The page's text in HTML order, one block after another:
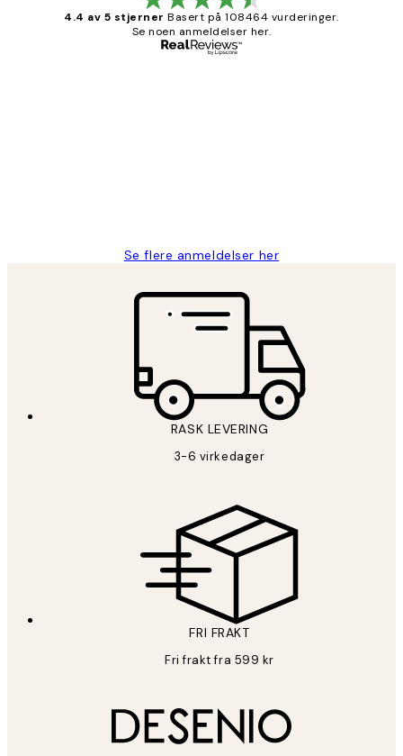
4.4 av 5 stjerner Basert på 108464 vurderinger.
Se noen anmeldelser her.
Se flere anmeldelser her
RASK LEVERING
3-6 virkedager
FRI FRAKT
Fri frakt fra 599 kr